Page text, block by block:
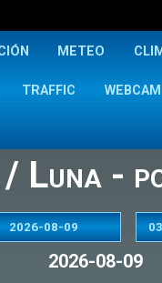
METEO
TRAFFIC WEBCAM
Luna -
2026-08-09